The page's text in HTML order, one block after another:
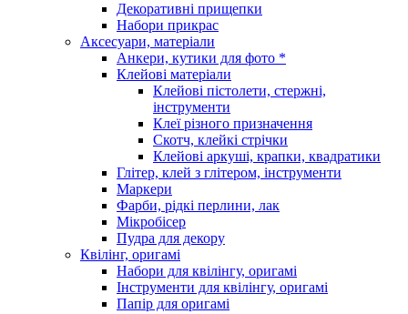
Декоративні прищепки
Набори прикрас
Аксесуари, матеріали
Анкери, кутики для фото *
Клейові матеріали
Клейові пістолети, стержні,
інструменти
Клеї різного призначення
Скотч, клейкі стрічки
Клейові аркуші, крапки, квадратики
Глітер, клей з глітером, інструменти
Маркери
Фарби, рідкі перлини, лак
Мікробісер
Пудра для декору
Квілінг, оригамі
Набори для квілінгу, оригамі
Інструменти для квілінгу, оригамі
Папір для оригамі